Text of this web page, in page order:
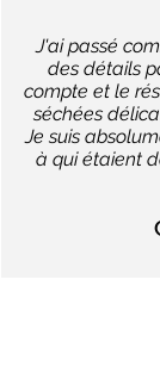
J'ai passé
des détails
compte et le
séchées
Je suis
à qui étaient